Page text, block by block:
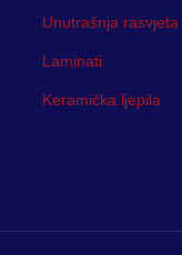
Unutrašnja rasvjeta
Laminati
Keramička ljepila